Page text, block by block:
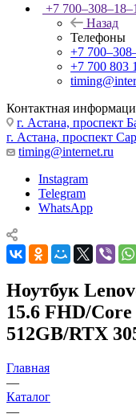
+7
Назад
Телефоны
+7
+7 700 803
Контактная
г. Астана,
г. Астана, проспект
timing@internet.ru
Instagram
Telegram
WhatsApp
Ноутбук
15.6 FHD/
512GB/RTX
Главная
—
Каталог
—